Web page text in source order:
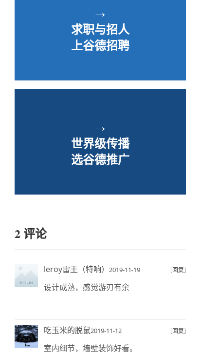
→
求职与招人
上谷德招聘
→
世界级传播
选谷德推广
2 评论
leroy雷王（特响） 2019-11-19 [回复]
设计成熟，感觉游刃有余
吃玉米的脱鼠2019-11-12 [回复]
室内细节，墙壁装饰好看。